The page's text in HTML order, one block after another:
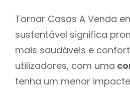
Tornar Casas A Venda
sustentável significa
mais saudáveis e
utilizadores, com uma
tenha um menor